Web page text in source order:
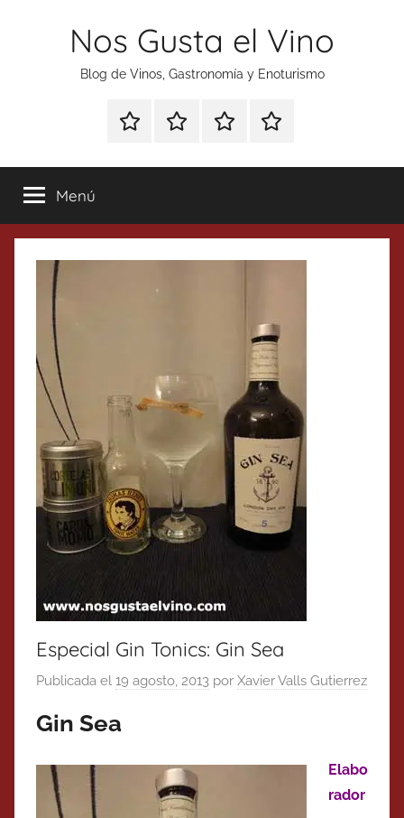
Nos Gusta el Vino
Blog de Vinos, Gastronomía y Enoturismo
Especial
Tonics
Enoturismo
Gastronomía
RankingContacto
Menú
Especial Gin Tonics: Gin Sea
Publicada el 19 agosto, 2013 por Xavier Valls Gutierrez
Gin Sea
Elabo
rador